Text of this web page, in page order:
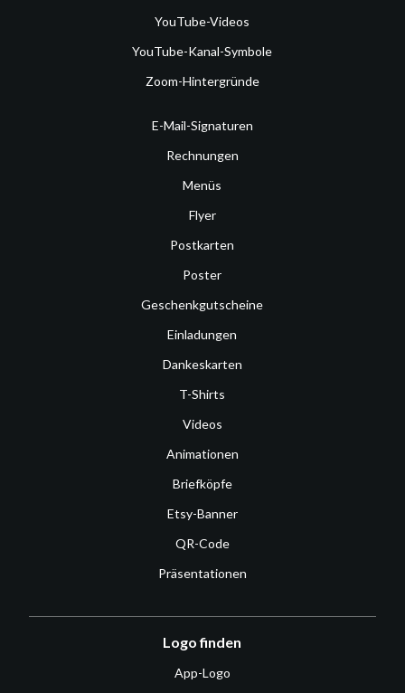
YouTube-Videos
YouTube-Kanal-Symbole
Zoom-Hintergründe
E-Mail-Signaturen
Rechnungen
Menüs
Flyer
Postkarten
Poster
Geschenkgutscheine
Einladungen
Dankeskarten
T-Shirts
Videos
Animationen
Briefköpfe
Etsy-Banner
QR-Code
Präsentationen
Logo finden
App-Logo